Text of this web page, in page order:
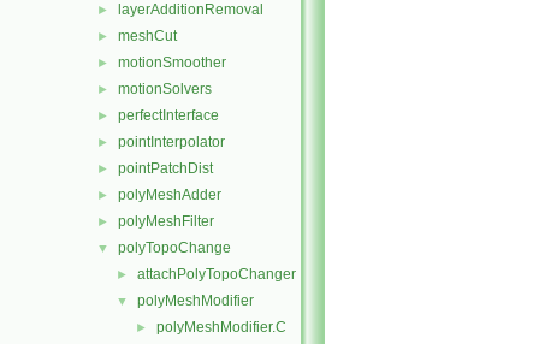
► layerAdditionRemoval
► meshCut
► motionSmoother
► motionSolvers
► perfectInterface
► pointInterpolator
► pointPatchDist
► polyMeshAdder
► polyMeshFilter
▼ polyTopoChange
► attachPolyTopoChanger
▼ polyMeshModifier
► polyMeshModifier.C